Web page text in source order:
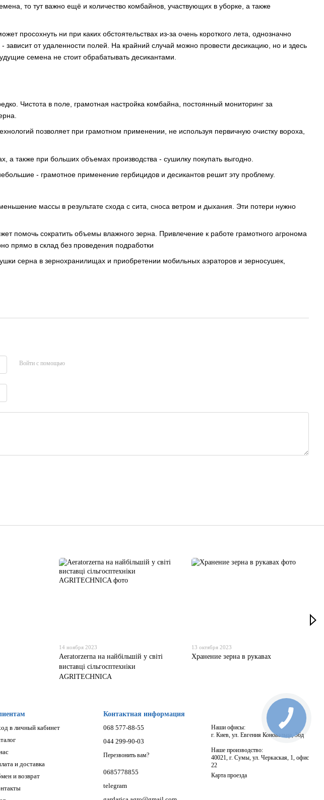
то тут важно ещё и количество комбайнов, участвующих в уборке, а также
просохнуть ни при каких обстоятельствах из-за очень короткого лета, однозначно
от удаленности полей. На крайний случай можно провести десикацию, но и здесь
семена не стоит обрабатывать десикантами.
Чистота в поле, грамотная настройка комбайна, постоянный мониторинг за
позволяет при грамотном применении, не используя первичную очистку вороха,
а также при больших объемах производства - сушилку покупать выгодно.
- грамотное применение гербицидов и десикантов решит эту проблему.
массы в результате схода с сита, сноса ветром и дыхания. Эти потери нужно
помочь сократить объемы влажного зерна. Привлечение к работе грамотного агронома
прямо в склад без проведения подработки
серна в зернохранилищах и приобретении мобильных аэраторов и зерносушек,
Войти с помощью
14 ноября 2023
Аeratorzerna на найбільшій у світі
виставці сільгосптехніки
AGRITECHNICA
13 октября 2023
Хранение зерна в рукавах
в личный кабинет
и доставка
и возврат
Контактная информация
068 577-88-55
044 299-90-03
Перезвонить вам?
0685778855
telegram
Наши офисы:
г. Киев, ул. Евгения Коновальца, 36д
Наше производство:
40021, г. Сумы, ул. Черкаская, 1, офис
22
Карта проезда